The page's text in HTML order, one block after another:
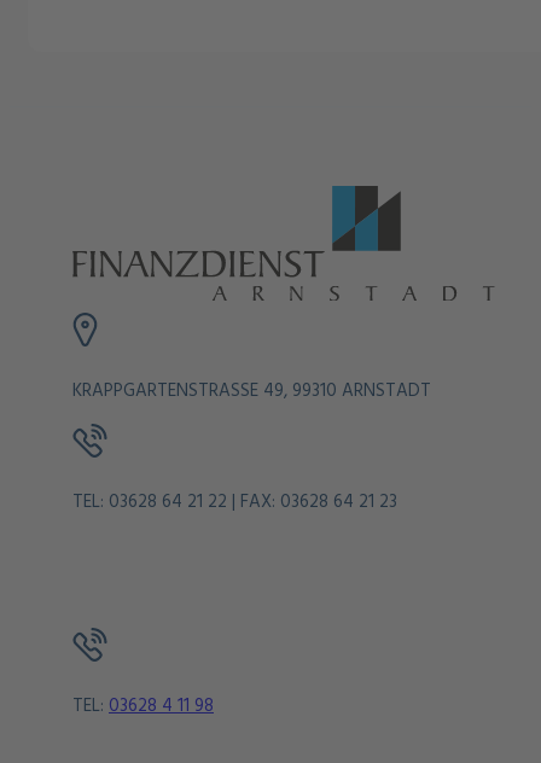
KRAPPGARTENSTRASSE 49, 99310 ARNSTADT
TEL: 03628 64 21 22 | FAX: 03628 64 21 23
TEL: 03628 4 11 98